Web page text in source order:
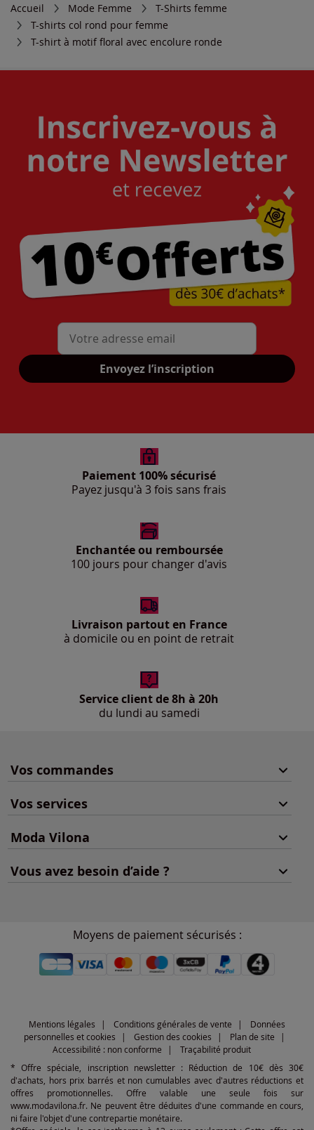
Accueil Mode Femme
T-Shirts femme
T-shirts col rond pour femme
T-shirt à motif floral avec encolure ronde
Mon adresse mail
Envoyez l’inscription
Paiement 100% sécurisé
Payez jusqu'à 3 fois sans frais
Enchantée ou remboursée
100 jours pour changer d'avis
Livraison partout en France
à domicile ou en point de retrait
Service client de 8h à 20h
du lundi au samedi
Vos commandes
Vos services
Moda Vilona
Vous avez besoin d’aide ?
Moyens de paiement sécurisés :
Mentions légales Conditions générales de vente
Données
personnelles et cookies
Gestion des cookies
Plan de site
Accessibilité : non conforme
Traçabilité produit
* Offre spéciale, inscription newsletter : Réduction de 10€ dès 30€
d'achats, hors prix barrés et non cumulables avec d'autres réductions et
offres promotionnelles. Offre valable une seule fois sur
www.modavilona.fr. Ne peuvent être déduites d'une commande en cours,
ni faire l'objet d'une contrepartie monétaire.